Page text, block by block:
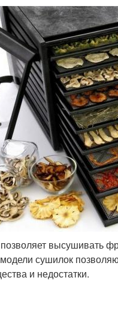
высушивать
сушилок
и недостатки.